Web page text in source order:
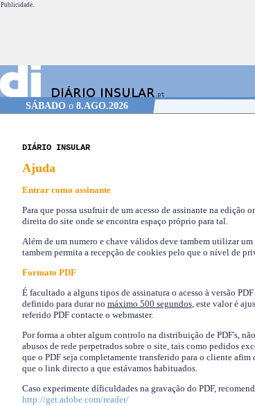
Publicidade.
SÁBADO o 8.AGO.2026
DIÁRIO INSULAR
Ajuda
Entrar como assinante
Para que possa usufruir de um acesso de assinante na edição
direita do site onde se encontra espaço próprio para tal.
Além de um numero e chave válidos deve tambem utilizar
tambem permita a recepção de cookies pelo que o nível de
Formato PDF
É facultado a alguns tipos de assinatura o acesso à versão
definido para durar no máximo 500 segundos, este valor é
referido PDF contacte o webmaster.
Por forma a obter algum controlo na distribuição de PDF's,
abusos de rede perpetrados sobre o site, tais como pedidos
que o PDF seja completamente transferido para o cliente
que o link directo a que estávamos habituados.
Caso experimente díficuldades na gravação do PDF,
http://get.adobe.com/reader/